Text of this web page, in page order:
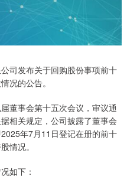
司发布关于回购股份事项前十
况的公告。
董事会第十五次会议，审议通
相关规定，公司披露了董事会
年7月11日登记在册的前十
情况。
如下：